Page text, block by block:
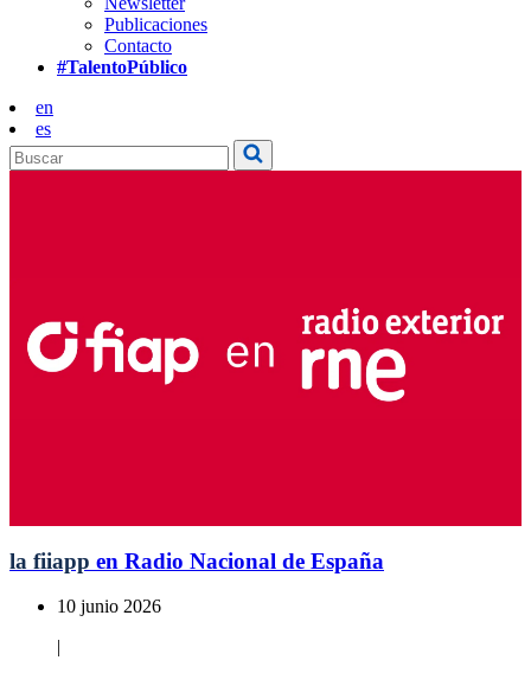
Publicaciones
Contacto
#TalentoPúblico
en
es
la fiiapp en Radio Nacional de España
10 junio 2026
|